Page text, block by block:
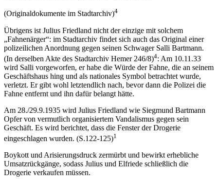
(Originaldokumente im Stadtarchiv)4
Übrigens ist Julius Friedland nicht der einzige mit solchem
„Fahnenärger“: im Stadtarchiv findet sich auch das Original einer
polizeilichen Anordnung gegen seinen Schwager Salli Bartmann.
(In derselben Akte des Stadtarchiv Hemer 246/8)4: Am 10.11.33
wird Salli vorgeworfen, er habe die Würde der Fahne, die an seinem
Geschäftshaus hing und als nationales Symbol betrachtet wurde,
verletzt. Er gibt wohl letztendlich nach, bevor dann die Polizei die
Fahne entfernt und ihn dafür belangt hätte.
Am 28./29.9.1935 wird Julius Friedland wie Siegmund Bartmann
Opfer von vermutlich organisiertem Vandalismus gegen sein
Geschäft. Es wird berichtet, dass die Fenster der Drogerie
eingeschlagen wurden. (S.122-125)1
Boykott und Arisierungsdruck zermürbt und bewirkt erhebliche
Umsatzrückgänge, sodass Julius und Elfriede schließlich die
Drogerie verkaufen müssen.